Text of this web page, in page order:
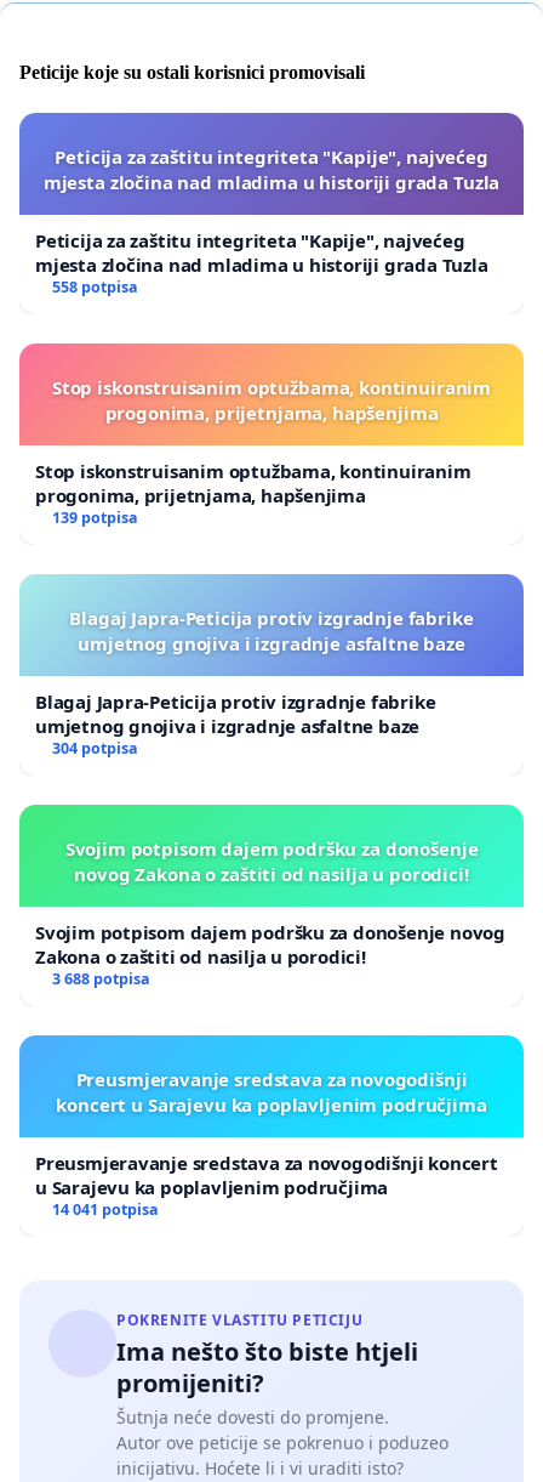
Peticije koje su ostali korisnici promovisali
Peticija za zaštitu integriteta "Kapije", najvećeg
mjesta zločina nad mladima u historiji grada Tuzla
Peticija za zaštitu integriteta "Kapije", najvećeg
mjesta zločina nad mladima u historiji grada Tuzla
558 potpisa
Stop iskonstruisanim optužbama, kontinuiranim
progonima, prijetnjama, hapšenjima
Stop iskonstruisanim optužbama, kontinuiranim
progonima, prijetnjama, hapšenjima
139 potpisa
Blagaj Japra-Peticija protiv izgradnje fabrike
umjetnog gnojiva i izgradnje asfaltne baze
Blagaj Japra-Peticija protiv izgradnje fabrike
umjetnog gnojiva i izgradnje asfaltne baze
304 potpisa
Svojim potpisom dajem podršku za donošenje
novog Zakona o zaštiti od nasilja u porodici!
Svojim potpisom dajem podršku za donošenje novog
Zakona o zaštiti od nasilja u porodici!
3 688 potpisa
Preusmjeravanje sredstava za novogodišnji
koncert u Sarajevu ka poplavljenim područjima
Preusmjeravanje sredstava za novogodišnji koncert
u Sarajevu ka poplavljenim područjima
14 041 potpisa
POKRENITE VLASTITU PETICIJU
Ima nešto što biste htjeli
promijeniti?
Šutnja neće dovesti do promjene.
Autor ove peticije se pokrenuo i poduzeo
inicijativu. Hoćete li i vi uraditi isto?